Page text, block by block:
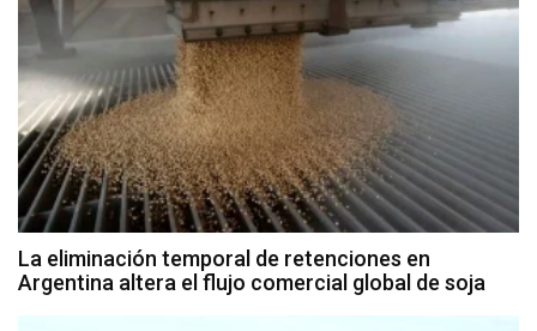
La eliminación temporal de retenciones en
Argentina altera el flujo comercial global de soja